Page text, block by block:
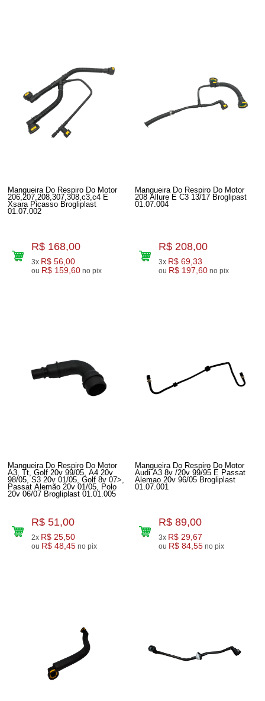
Mangueira Do Respiro Do Motor
206,207,208,307,308,c3,c4 E
Xsara Picasso Brogliplast
01.07.002
R$ 168,00
3x R$ 56,00
ou R$ 159,60 no pix
Mangueira Do Respiro Do Motor
208 Allure E C3 13/17 Broglipast
01.07.004
R$ 208,00
3x R$ 69,33
ou R$ 197,60 no pix
Mangueira Do Respiro Do Motor
A3, Tt, Golf 20v 99/05, A4 20v
98/05, S3 20v 01/05, Golf 8v 07>,
Passat Alemão 20v 01/05, Polo
20v 06/07 Brogliplast 01.01.005
R$ 51,00
2x R$ 25,50
ou R$ 48,45 no pix
Mangueira Do Respiro Do Motor
Audi A3 8v /20v 99/95 E Passat
Alemao 20v 96/05 Brogliplast
01.07.001
R$ 89,00
3x R$ 29,67
ou R$ 84,55 no pix